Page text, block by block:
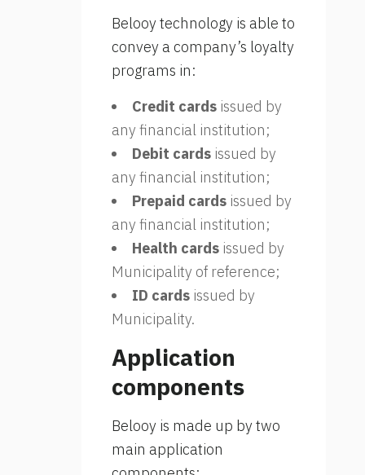
Belooy technology is able to
convey a company’s loyalty
programs in:
Credit cards issued by
any financial institution;
Debit cards issued by
any financial institution;
Prepaid cards issued by
any financial institution;
Health cards issued by
Municipality of reference;
ID cards issued by
Municipality.
Application
components
Belooy is made up by two
main application